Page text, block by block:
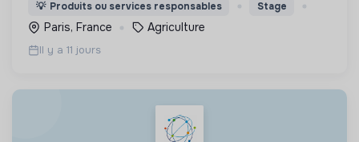
💡 Produits ou services responsables Stage
Paris, France Agriculture
Il y a 11 jours